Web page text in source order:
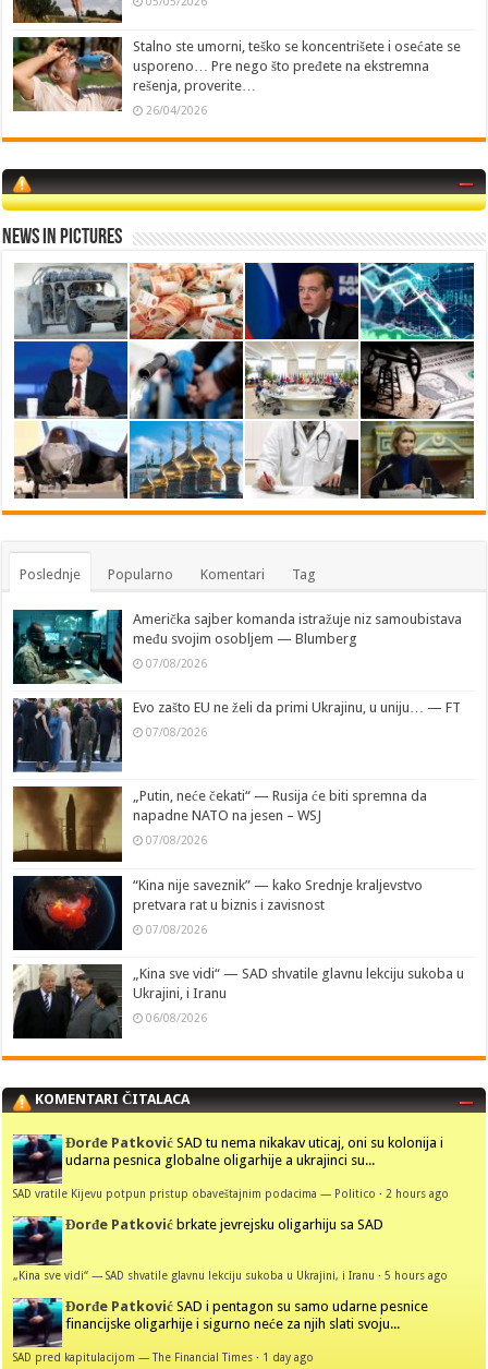
Stalno ste umorni, teško se koncentrišete i osećate se
usporeno… Pre nego što pređete na ekstremna
rešenja, proverite…
26/04/2026
News in Pictures
Poslednje Popularno Komentari Tag
Američka sajber komanda istražuje niz samoubistava
među svojim osobljem — Blumberg
07/08/2026
Evo zašto EU ne želi da primi Ukrajinu, u uniju… — FT
07/08/2026
„Putin, neće čekati“ — Rusija će biti spremna da
napadne NATO na jesen – WSJ
07/08/2026
“Kina nije saveznik” — kako Srednje kraljevstvo
pretvara rat u biznis i zavisnost
07/08/2026
„Kina sve vidi“ — SAD shvatile glavnu lekciju sukoba u
Ukrajini, i Iranu
06/08/2026
KOMENTARI ČITALACA
Đorđe Patković SAD tu nema nikakav uticaj, oni su kolonija i
udarna pesnica globalne oligarhije a ukrajinci su...
SAD vratile Kijevu potpun pristup obaveštajnim podacima — Politico · 2 hours ago
Đorđe Patković brkate jevrejsku oligarhiju sa SAD
„Kina sve vidi“ — SAD shvatile glavnu lekciju sukoba u Ukrajini, i Iranu ·5 hours ago
Đorđe Patković SAD i pentagon su samo udarne pesnice
financijske oligarhije i sigurno neće za njih slati svoju...
SAD pred kapitulacijom — The Financial Times · 1 day ago